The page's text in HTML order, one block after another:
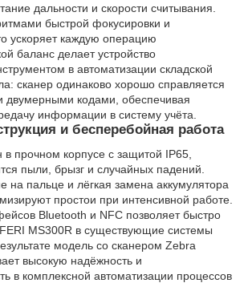
дальности и скорости считывания.
быстрой фокусировки и
ускоряет каждую операцию
баланс делает устройство
в автоматизации складской
сканер одинаково хорошо справляется
кодами, обеспечивая
информации в систему учёта.
и бесперебойная работа
в прочном корпусе с защитой IP65,
пыли, брызг и случайных падений.
на пальце и лёгкая замена аккумулятора
простои при интенсивной работе.
Bluetooth и NFC позволяет быстро
MS300R в существующие системы
модель со сканером Zebra
высокую надёжность и
в комплексной автоматизации процессов